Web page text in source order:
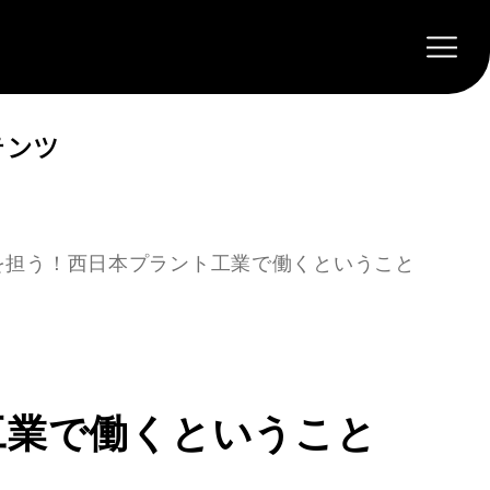
ツ
う！西日本プラント工業で働くということ
で働くということ